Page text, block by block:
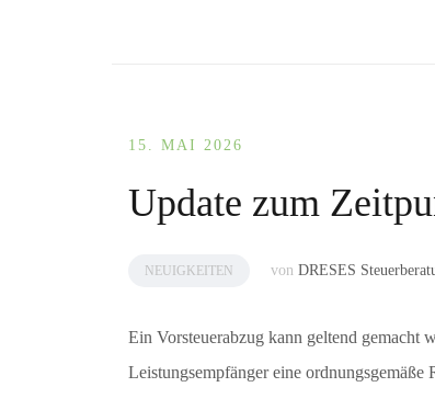
15. MAI 2026
Update zum
NEUIGKEITEN von DRESES
Ein Vorsteuerabzug kann geltend gemacht
Leistungsempfänger eine